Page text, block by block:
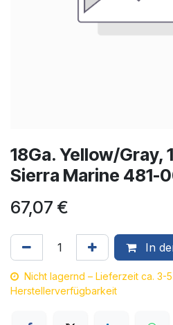
18Ga. Yellow/
Sierra Marine 481-
67,07 €
In
Nicht lagernd – Lieferzeit ca. 3-
Herstellerverfügbarkeit